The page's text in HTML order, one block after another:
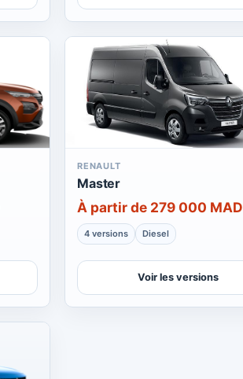
RENAULT
Master
À partir de 279 000 MAD
4 versions Diesel
Voir les versions